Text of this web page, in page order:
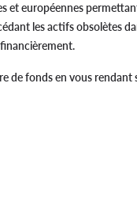
et européennes
les actifs obsolètes
de fonds en vous rendant